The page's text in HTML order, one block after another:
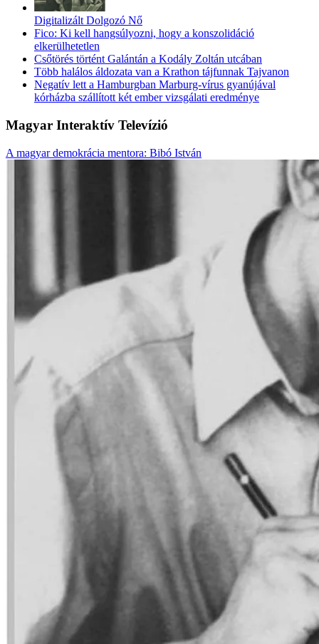
Digitalizált Dolgozó Nő
Fico: Ki kell hangsúlyozni, hogy a konszolidáció
elkerülhetetlen
Csőtörés történt Galántán a Kodály Zoltán utcában
Több halálos áldozata van a Krathon tájfunnak Tajvanon
Negatív lett a Hamburgban Marburg-vírus gyanújával
kórházba szállított két ember vizsgálati eredménye
Magyar Interaktív Televízió
A magyar demokrácia mentora: Bibó István